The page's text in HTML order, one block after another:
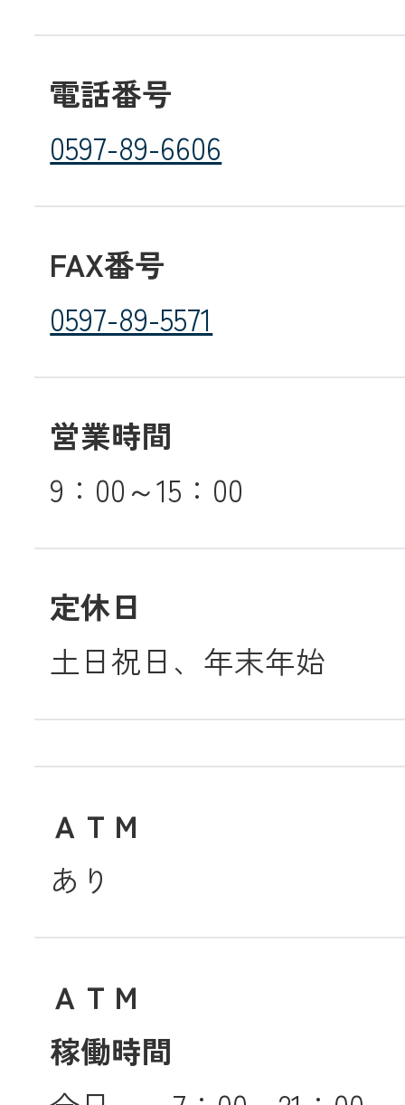
電話番号
0597-89-6606
FAX番号
0597-89-5571
営業時間
9：00～15：00
定休日
土日祝日、年末年始
ＡＴＭ
あり
ＡＴＭ
稼働時間